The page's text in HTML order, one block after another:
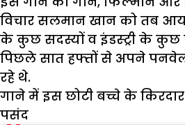
विचार सलमान खान को तब
के कुछ सदस्यों व इंडस्ट्री के कुछ
पिछले सात हफ्तों से अपने
रहे थे.
गाने में इस छोटी बच्चे के किरदार
पसंद